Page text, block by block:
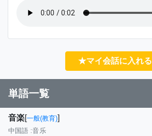
★マイ会話に入れる
単語一覧
音楽[一般(教育)]
中国語 :音乐